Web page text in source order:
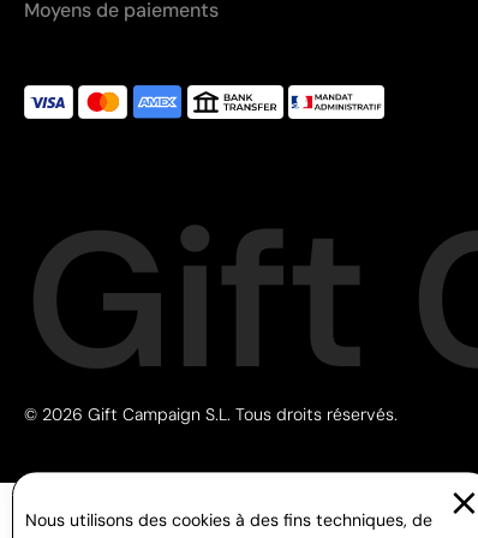
Moyens de paiements
Gift
© 2026 Gift Campaign S.L. Tous droits réservés.
Nous utilisons des cookies à des fins techniques, de